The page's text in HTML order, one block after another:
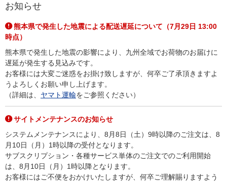
お知らせ
熊本県で発生した地震による配送遅延について（7月29日 13:00
時点）
熊本県で発生した地震の影響により、九州全域でお荷物のお届けに
遅延が発生する見込みです。
お客様には大変ご迷惑をお掛け致しますが、何卒ご了承頂きますよ
うよろしくお願い申し上げます。
（詳細は、 ヤマト運輸をご参照ください）
サイトメンテナンスのお知らせ
システムメンテナンスにより、8月8日（土）9時以降のご注文は、8
月10日（月）1時以降の受付となります。
サブスクリプション・各種サービス単体のご注文でのご利用開始
は、8月10日（月）1時以降となります。
お客様にはご不便をおかけいたしますが、何卒ご理解賜りますよう